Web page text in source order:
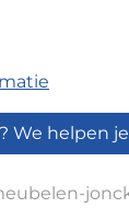
We helpen